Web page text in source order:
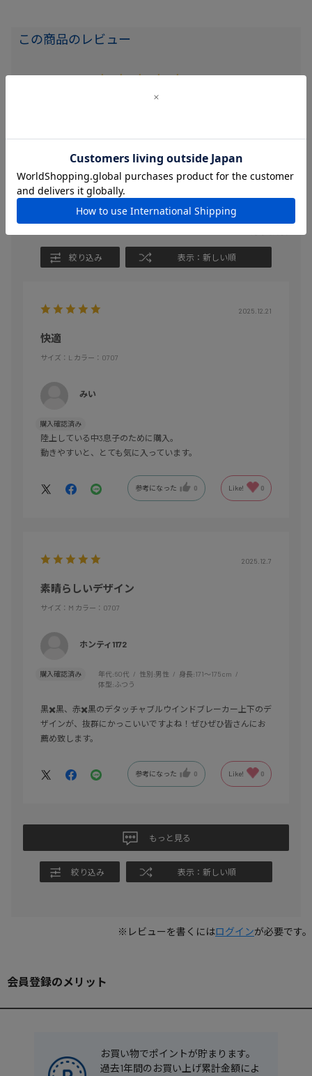
この商品のレビュー
5.0
★ 2 (0)
★ 1 (0)
絞り込み 表示：新しい順
2025.12.21
快適
サイズ：L カラー：0707
みい
購入確認済み
陸上している中3息子のために購入。
動きやすいと、とても気に入っています。
参考になった 0 Like! 0
2025.12.7
素晴らしいデザイン
サイズ：M カラー：0707
ホンティ1172
購入確認済み 年代:60代 性別:男性 身長:171～175cm
体型:ふつう
黒✖️黒、赤✖️黒のデタッチャブルウインドブレーカー上下のデ
ザインが、抜群にかっこいいですよね！ぜひぜひ皆さんにお
薦め致します。
参考になった 0 Like! 0
もっと見る
絞り込み 表示：新しい順
※レビューを書くにはログインが必要です。
会員登録のメリット
お買い物でポイントが貯まります。
過去1年間のお買い上げ累計金額によ